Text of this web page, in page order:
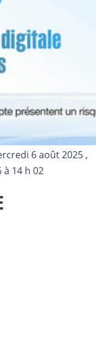
6 août 2025 ,
14 h 02